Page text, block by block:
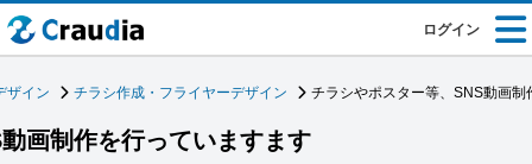
ログイン
ザイン チラシ作成・フライヤーデザイン チラシやポスター等、SNS動画制
画制作を行っていますます